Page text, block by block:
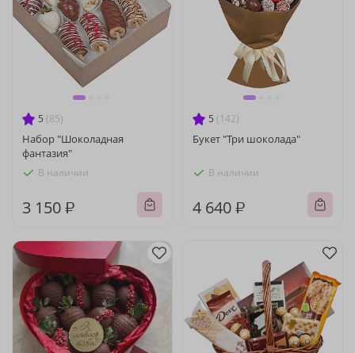
5 (85)
Набор "Шоколадная
фантазия"
В наличии
3 150 ₽
5 (142)
Букет "Три шоколада"
В наличии
4 640 ₽